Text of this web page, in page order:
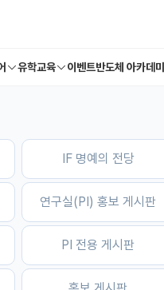
유학교육 이벤트반도체 아카데미
IF 명예의 전당
연구실(PI) 홍보 게시판
PI 전용 게시판